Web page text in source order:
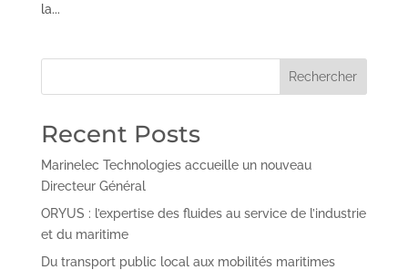
la...
Rechercher
Recent Posts
Marinelec Technologies accueille un nouveau
Directeur Général
ORYUS : l’expertise des fluides au service de l’industrie
et du maritime
Du transport public local aux mobilités maritimes